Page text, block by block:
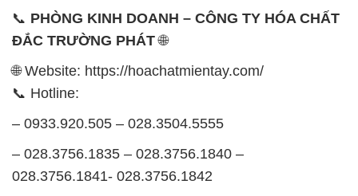
– 0933.920.505 – 028.3504.5555
028.3756.1841- 028.3756.1842
0902.765.866
📧 Email: hoachat@dactruongphat.vn